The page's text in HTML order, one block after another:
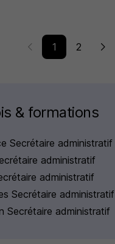
1 2
& formations
Secrétaire administratif
administratif
administratif
Secrétaire administratif
Secrétaire administratif